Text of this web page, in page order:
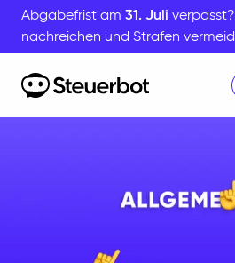
Abgabefrist am 31. Juli verpasst?
nachreichen und Strafen